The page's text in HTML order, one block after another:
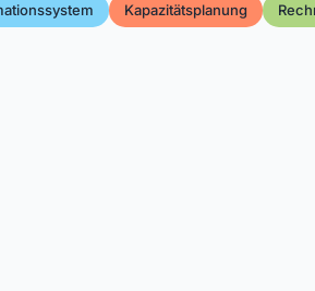
Kapazitätsplanung